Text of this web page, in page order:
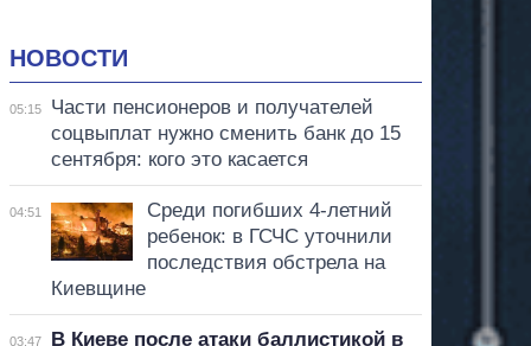
НОВОСТИ
05:15
Части пенсионеров и получателей
соцвыплат нужно сменить банк до 15
сентября: кого это касается
04:51
Среди погибших 4-летний
ребенок: в ГСЧС уточнили
последствия обстрела на
Киевщине
03:47
В Киеве после атаки баллистикой в